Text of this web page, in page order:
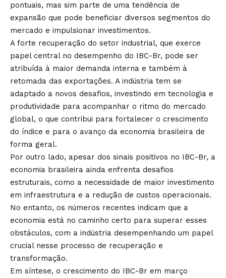
pontuais, mas sim parte de uma tendência de
expansão que pode beneficiar diversos segmentos do
mercado e impulsionar investimentos.
A forte recuperação do setor industrial, que exerce
papel central no desempenho do IBC-Br, pode ser
atribuída à maior demanda interna e também à
retomada das exportações. A indústria tem se
adaptado a novos desafios, investindo em tecnologia e
produtividade para acompanhar o ritmo do mercado
global, o que contribui para fortalecer o crescimento
do índice e para o avanço da economia brasileira de
forma geral.
Por outro lado, apesar dos sinais positivos no IBC-Br, a
economia brasileira ainda enfrenta desafios
estruturais, como a necessidade de maior investimento
em infraestrutura e a redução de custos operacionais.
No entanto, os números recentes indicam que a
economia está no caminho certo para superar esses
obstáculos, com a indústria desempenhando um papel
crucial nesse processo de recuperação e
transformação.
Em síntese, o crescimento do IBC-Br em março